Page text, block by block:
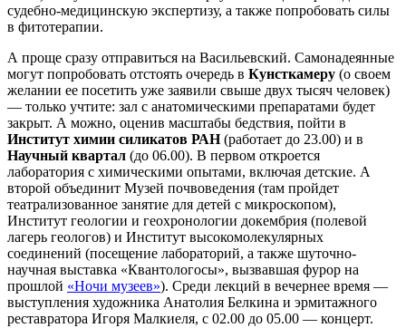
судебно-медицинскую экспертизу, а также попробовать силы
в фитотерапии.
А проще сразу отправиться на Васильевский. Самонадеянные
могут попробовать отстоять очередь в Кунсткамеру (о своем
желании ее посетить уже заявили свыше двух тысяч человек)
— только учтите: зал с анатомическими препаратами будет
закрыт. А можно, оценив масштабы бедствия, пойти в
Институт химии силикатов РАН(работает до 23.00) и в
Научный квартал (до 06.00). В первом откроется
лаборатория с химическими опытами, включая детские. А
второй объединит Музей почвоведения (там пройдет
театрализованное занятие для детей с микроскопом),
Институт геологии и геохронологии докембрия (полевой
лагерь геологов) и Институт высокомолекулярных
соединений (посещение лабораторий, а также шуточно-
научная выставка «Квантологосы», вызвавшая фурор на
прошлой «Ночи музеев»). Среди лекций в вечернее время —
выступления художника Анатолия Белкина и эрмитажного
реставратора Игоря Малкиеля, с 02.00 до 05.00 — концерт.